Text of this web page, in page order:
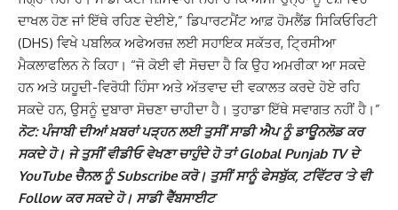
ਦਾਖਲ ਹੋਣ ਜਾਂ ਇੱਥੇ ਰਹਿਣ ਦੇਈਏ,” ਡਿਪਾਰਟਮੈਂਟ ਆਫ਼ ਹੋਮਲੈਂਡ ਸਿਕਿਓਰਿਟੀ
(DHS) ਵਿਖੇ ਪਬਲਿਕ ਅਫੇਅਰਜ਼ ਲਈ ਸਹਾਇਕ ਸਕੱਤਰ, ਟ੍ਰਿਸੀਆ
ਮੈਕਲਾਫਲਿਨ ਨੇ ਕਿਹਾ। “ਜੋ ਕੋਈ ਵੀ ਸੋਚਦਾ ਹੈ ਕਿ ਉਹ ਅਮਰੀਕਾ ਆ ਸਕਦੇ
ਹਨ ਅਤੇ ਯਹੂਦੀ-ਵਿਰੋਧੀ ਹਿੰਸਾ ਅਤੇ ਅੱਤਵਾਦ ਦੀ ਵਕਾਲਤ ਕਰਦੇ ਹੋਏ ਰਹਿ
ਸਕਦੇ ਹਨ, ਉਸਨੂੰ ਦੁਬਾਰਾ ਸੋਚਣਾ ਚਾਹੀਦਾ ਹੈ। ਤੁਹਾਡਾ ਇੱਥੇ ਸਵਾਗਤ ਨਹੀਂ ਹੈ।”
ਨੋਟ: ਪੰਜਾਬੀ ਦੀਆਂ ਖ਼ਬਰਾਂ ਪੜ੍ਹਨ ਲਈ ਤੁਸੀਂ ਸਾਡੀ ਐਪ ਨੂੰ ਡਾਊਨਲੋਡ ਕਰ
ਸਕਦੇ ਹੋ। ਜੇ ਤੁਸੀਂ ਵੀਡੀਓ ਵੇਖਣਾ ਚਾਹੁੰਦੇ ਹੋ ਤਾਂ Global Punjab TV ਦੇ
YouTube ਚੈਨਲ ਨੂੰ Subscribe ਕਰੋ। ਤੁਸੀਂ ਸਾਨੂੰ ਫੇਸਬੁੱਕ, ਟਵਿੱਟਰ ‘ਤੇ ਵੀ
Follow ਕਰ ਸਕਦੇ ਹੋ। ਸਾਡੀ ਵੈੱਬਸਾਈਟ